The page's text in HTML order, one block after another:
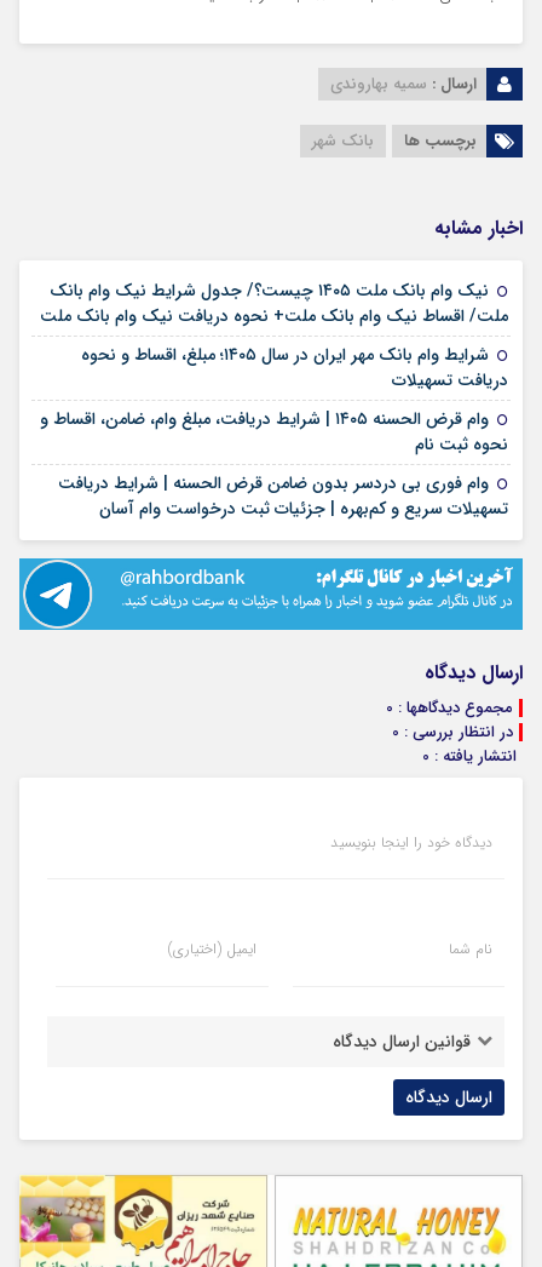
ارسال : سمیه بهاروندی
برچسب ها بانک شهر
اخبار مشابه
نیک وام بانک ملت ۱۴۰۵ چیست؟/ جدول شرایط نیک وام بانک
ملت/ اقساط نیک وام بانک ملت+ نحوه دریافت نیک وام بانک ملت
شرایط وام بانک مهر ایران در سال ۱۴۰۵؛ مبلغ، اقساط و نحوه
دریافت تسهیلات
وام قرض الحسنه ۱۴۰۵ | شرایط دریافت، مبلغ وام، ضامن، اقساط و
نحوه ثبت نام
وام فوری بی دردسر بدون ضامن قرض الحسنه | شرایط دریافت
تسهیلات سریع و کم‌بهره | جزئیات ثبت درخواست وام آسان
ارسال دیدگاه
مجموع دیدگاهها : 0
در انتظار بررسی : 0
انتشار یافته : 0
دیدگاه خود را اینجا بنویسید
نام شما ایمیل (اختیاری)
قوانین ارسال دیدگاه